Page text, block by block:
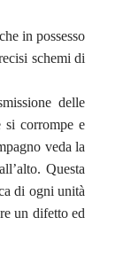
in possesso
schemi di
delle
si corrompe e
veda la
Questa
di ogni unità
un difetto ed